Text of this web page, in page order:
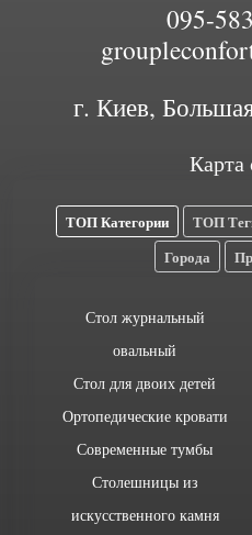
095-
г. Киев,
Карта
ТОП Категории ТОП
Города
Стол журнальный
овальный
Стол для двоих детей
Ортопедические кровати
Современные тумбы
Столешницы из
искусственного камня